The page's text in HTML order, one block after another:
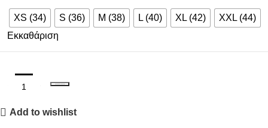
XS (34) S (36) M (38) L (40) XL (42)
XXL (44)
Εκκαθάριση
Add to wishlist